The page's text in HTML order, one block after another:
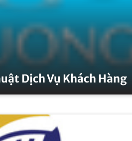
Dịch Vụ Khách Hàng